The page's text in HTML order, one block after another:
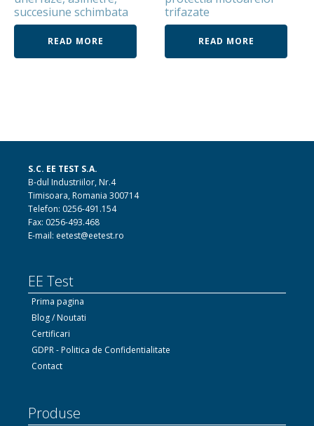
succesiune schimbata
READ MORE
trifazate
READ MORE
S.C. EE TEST S.A.
B-dul Industriilor, Nr.4
Timisoara, Romania 300714
Telefon: 0256-491.154
Fax: 0256-493.468
E-mail: eetest@eetest.ro
EE Test
Prima pagina
Blog / Noutati
Certificari
GDPR - Politica de Confidentialitate
Contact
Produse